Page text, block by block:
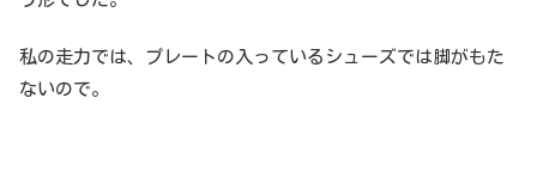
私の走力では、プレートの入っているシューズでは脚がもた
ないので。